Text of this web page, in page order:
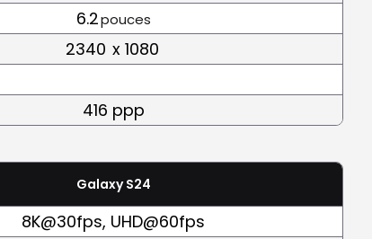
6.2pouces
2340 x 1080
416 ppp
Galaxy S24
8K@30fps, UHD@60fps